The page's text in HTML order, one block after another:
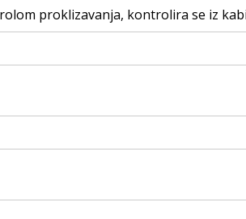
proklizavanja, kontrolira se iz